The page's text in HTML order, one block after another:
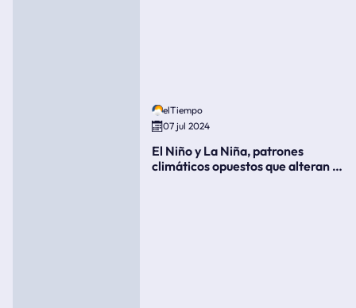
elTiempo
07 jul 2024
El Niño y La Niña, patrones
climáticos opuestos que alteran la